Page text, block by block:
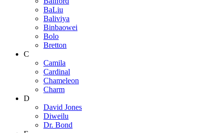
BaLiu
Baliviya
Binbaowei
Bolo
Bretton
C
Camila
Cardinal
Chameleon
Charm
D
David Jones
Diweilu
Dr. Bond